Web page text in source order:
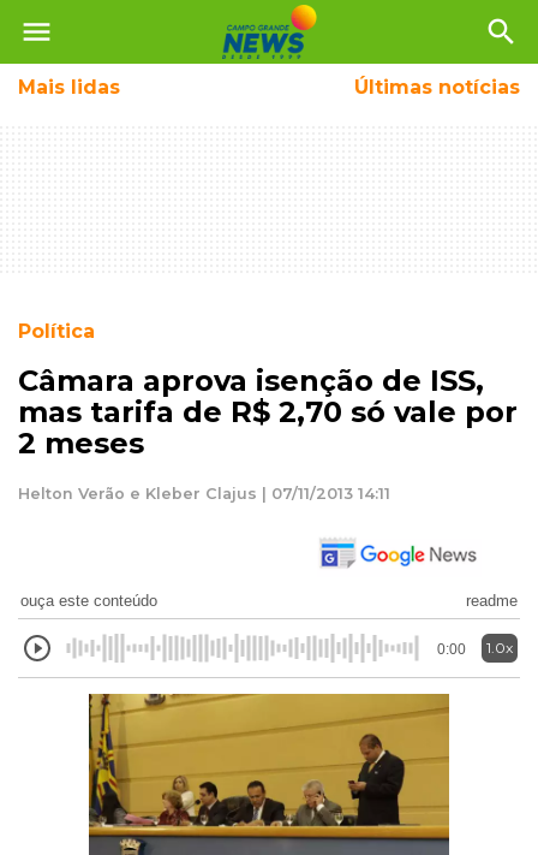
menu search
Mais lidas Últimas notícias
Política
Câmara aprova isenção de ISS,
mas tarifa de R$ 2,70 só vale por
2 meses
Helton Verão e Kleber Clajus | 07/11/2013 14:11
ouça este conteúdo readme
0:00 1.0x